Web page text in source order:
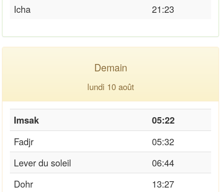
Icha
21:23
Demain
lundi 10 août
Imsak
05:22
Fadjr
05:32
Lever du soleil
06:44
Dohr
13:27